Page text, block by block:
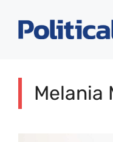
Melania